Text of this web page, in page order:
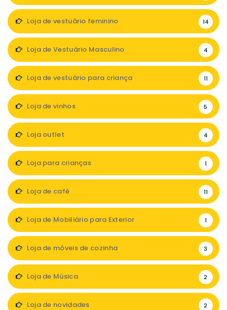
Loja de vestuário feminino 14
Loja de Vestuário Masculino 4
Loja de vestuário para criança 11
Loja de vinhos 5
Loja outlet 4
Loja para crianças 1
Loja de café 11
Loja de Mobiliário para Exterior 1
Loja de móveis de cozinha 3
Loja de Música 2
Loja de novidades 2